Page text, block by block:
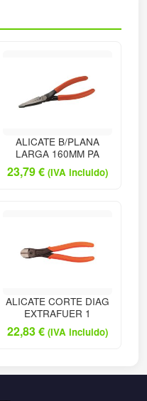
ALICATE B/PLANA
LARGA 160MM PA
23,79€ (IVA incluido)
ALICATE CORTE DIAG
EXTRAFUER 1
22,83€ (IVA incluido)